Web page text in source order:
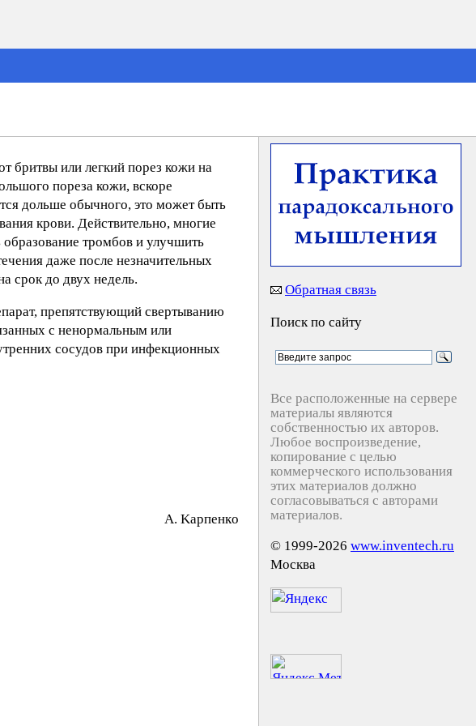
бритвы или легкий порез кожи на
пореза кожи, вскоре
дольше обычного, это может быть
крови. Действительно, многие
тромбов и улучшить
даже после незначительных
срок до двух недель.
препятствующий свертыванию
с ненормальным или
сосудов при инфекционных
A. Kapпeнкo
Обратная связь
Поиск по сайту
Все расположенные на сервере
материалы являются
собственностью их авторов.
Любое воспроизведение,
копирование с целью
коммерческого использования
этих материалов должно
согласовываться с авторами
материалов.
© 1999-2026 www.inventech.ru
Москва